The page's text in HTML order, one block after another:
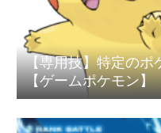
【専用技】特定のポ
【ゲームポケモン】